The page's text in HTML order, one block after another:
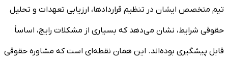
تیم متخصص ایشان در تنظیم قراردادها، ارزیابی تعهدات و تحلیل
حقوقی شرایط، نشان می‌دهد که بسیاری از مشکلات رایج، اساساً
قابل پیشگیری بوده‌اند. این همان نقطه‌ای است که مشاوره حقوقی